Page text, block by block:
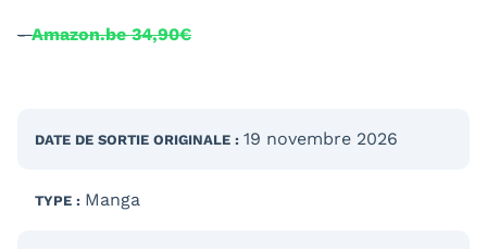
-Amazon.be 34,90€
DATE DE SORTIE ORIGINALE : 19 novembre 2026
TYPE : Manga